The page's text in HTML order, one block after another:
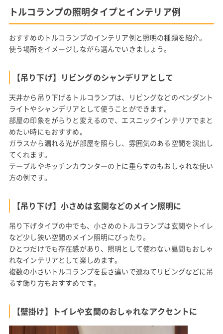
トルコランプの照明タイプとインテリア例
おすすめのトルコランプのインテリア例と照明の種類を紹介。
使う場所をイメージしながら選んでいきましょう。
【吊り下げ】リビングのシャンデリアとして
天井から吊り下げるトルコランプは、リビングなどのペンダント
ライトやシャンデリアとして使うことができます。
部屋の印象をがらりと変えるので、エスニックインテリアでまと
めたい時にもおすすめ。
ガラスから漏れる光が部屋を照らし、雰囲気のある空間を演出し
てくれます。
テーブルやキッチンカウンターの上に垂らすのもおしゃれな使い
方の例です。
【吊り下げ】小さめは玄関などのメイン照明に
吊り下げタイプの中でも、小さめのトルコランプは玄関やトイレ
など少し狭い空間のメイン照明にぴったり。
ひとつだけでも存在感があり、照明として使わない昼間もおしゃ
れなインテリアとして楽しめます。
複数の小さいトルコランプを長さ違いで連ねてリビングなどに吊
るす飾り方もおすすめです。
【壁掛け】トイレや玄関のおしゃれなアクセントに